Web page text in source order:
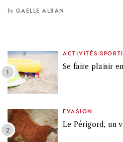
by GAELLE ALBAN
ACTIVITÉS
Se faire plaisir
EVASION
Le Périgord, un